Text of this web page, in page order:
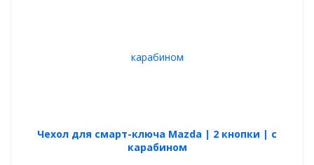
Чехол для смарт-ключа Mazda | 2 кнопки | с
карабином